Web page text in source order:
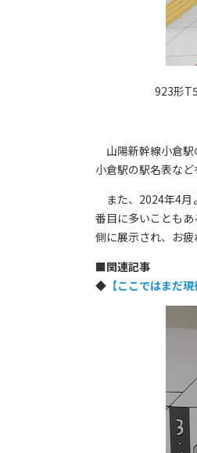
923形
山陽新幹線小倉駅
小倉駅の駅名表な
また、2024年4月
番目に多いことも
側に展示され、お疲
■関連記事
◆ 【ここではまだ